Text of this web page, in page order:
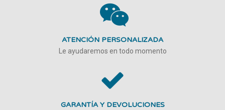
ATENCIÓN PERSONALIZADA
Le ayudaremos en todo momento
GARANTÍA Y DEVOLUCIONES